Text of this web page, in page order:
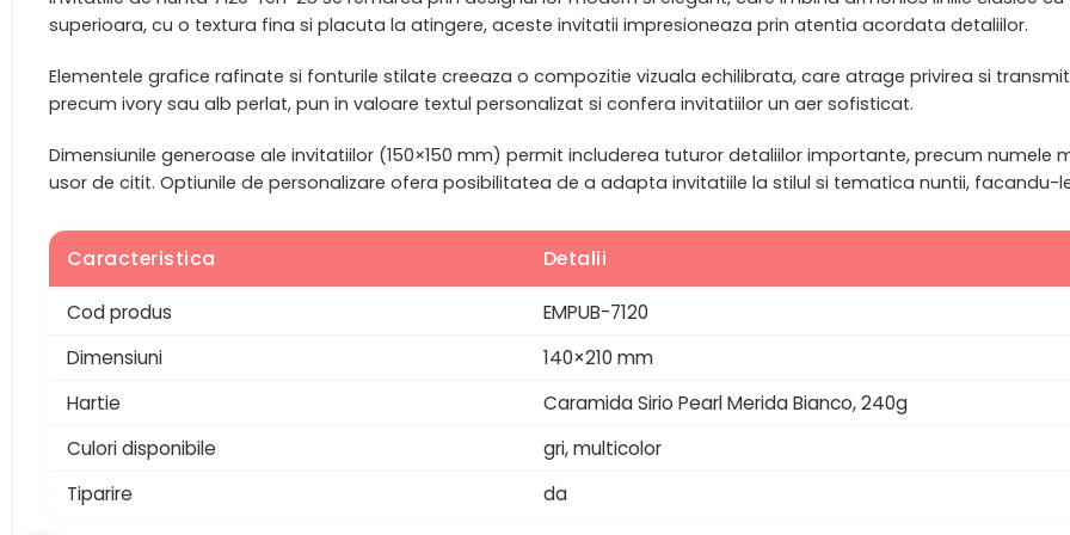
superioara, cu o textura fina si placuta la atingere, aceste invitatii impresioneaza prin atentia acordata detaliilor.
Elementele grafice rafinate si fonturile stilate creeaza o compozitie vizuala echilibrata, care atrage privirea si
precum ivory sau alb perlat, pun in valoare textul personalizat si confera invitatiilor un aer sofisticat.
Dimensiunile generoase ale invitatiilor (150×150 mm) permit includerea tuturor detaliilor importante, precum numele
usor de citit. Optiunile de personalizare ofera posibilitatea de a adapta invitatiile la stilul si tematica nuntii, facandu-
Caracteristica Detalii
Cod produs
EMPUB-7120
Dimensiuni
140×210 mm
Hartie
Caramida Sirio Pearl Merida Bianco, 240g
Culori disponibile
gri, multicolor
Tiparire
da